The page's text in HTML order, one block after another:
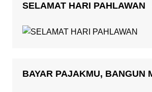
SELAMAT HARI PAHLAWAN
BAYAR PAJAKMU, BANGUN